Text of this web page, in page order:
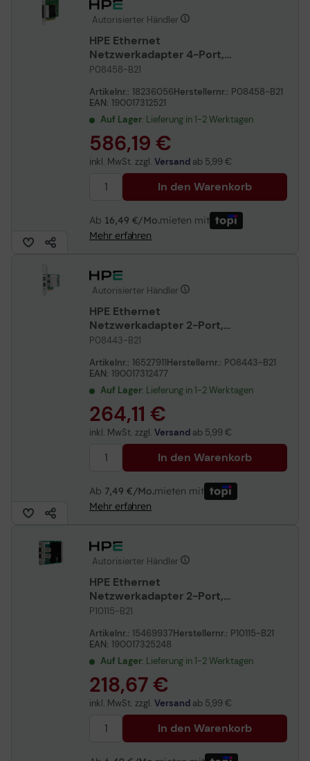
Autorisierter Händler
HPE Ethernet
Netzwerkadapter 4-Port,
10/25Gbit/s, SFP28, E810-
P08458-B21
Artikelnr.: 18236056Herstellernr.: P08458-B21
EAN: 190017312521
Auf Lager: Lieferung in 1-2 Werktagen
586,19 €
inkl. MwSt. zzgl. Versand ab 5,99 €
In den Warenkorb
Ab 16,49 €/Mo.mieten mit
Mehr erfahren
Autorisierter Händler
HPE Ethernet
Netzwerkadapter 2-Port,
10/25Gbit/s, SFP28, E810-
P08443-B21
Artikelnr.: 16527911Herstellernr.: P08443-B21
EAN: 190017312477
Auf Lager: Lieferung in 1-2 Werktagen
264,11 €
inkl. MwSt. zzgl. Versand ab 5,99 €
In den Warenkorb
Ab 7,49 €/Mo.mieten mit
Mehr erfahren
Autorisierter Händler
HPE Ethernet
Netzwerkadapter 2-Port,
10/25Gbit/s, SFP28,
P10115-B21
Artikelnr.: 15469937Herstellernr.: P10115-B21
EAN: 190017325248
Auf Lager: Lieferung in 1-2 Werktagen
218,67 €
inkl. MwSt. zzgl. Versand ab 5,99 €
In den Warenkorb